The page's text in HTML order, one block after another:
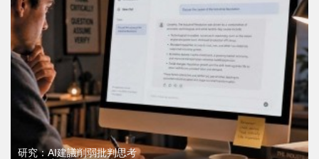
研究：AI建議削弱批判思考